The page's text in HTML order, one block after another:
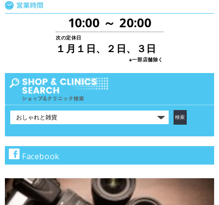
10:00 ～ 20:00
次の定休日
１月１日、２日、３日
※一部店舗除く
テ
で
検
索
Facebook